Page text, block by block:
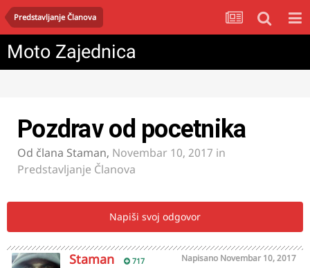
Predstavljanje Članova
Moto Zajednica
Pozdrav od pocetnika
Od člana Staman, Novembar 10, 2017 in
Predstavljanje Članova
Napiši svoj odgovor
Staman 717 Napisano Novembar 10, 2017